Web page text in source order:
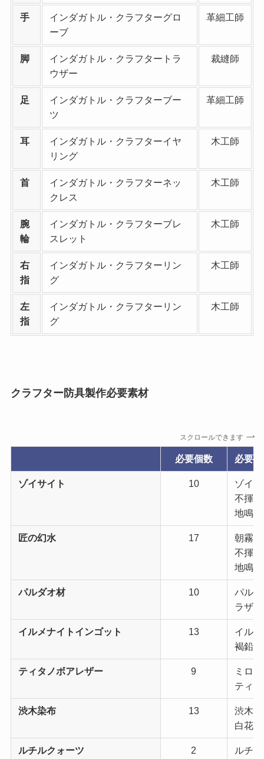
手
インダガトル・クラフターグロ
ーブ
革細工師
脚
インダガトル・クラフタートラ
ウザー
裁縫師
足
インダガトル・クラフターブー
ツ
革細工師
耳
インダガトル・クラフターイヤ
リング
木工師
首
インダガトル・クラフターネッ
クレス
木工師
腕
輪
インダガトル・クラフターブレ
スレット
木工師
右
指
インダガトル・クラフターリン
グ
木工師
左
指
インダガトル・クラフターリン
グ
木工師
クラフター防具製作必要素材
スクロールできます
必要個数 必要
ゾイサイト 10
ゾイ
不揮
地鳴
匠の幻水 17
朝霧
不揮
地鳴
パルダオ材 10
パル
ラザ
イルメナイトインゴット 13
イル
褐鉛
ティタノボアレザー 9
ミロ
ティ
渋木染布 13
渋木
白花
ルチルクォーツ 2
ルチ